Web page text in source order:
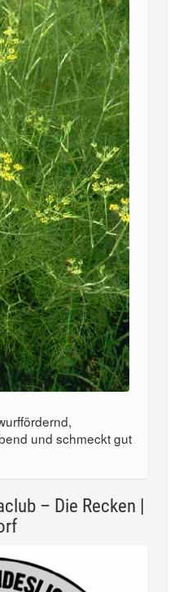
und schmeckt gut
– Die Recken |